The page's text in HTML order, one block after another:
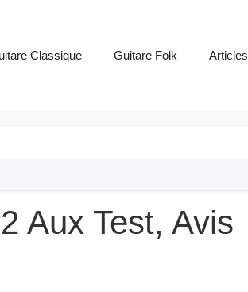
Classique Guitare Folk Articles
Aux Test, Avis